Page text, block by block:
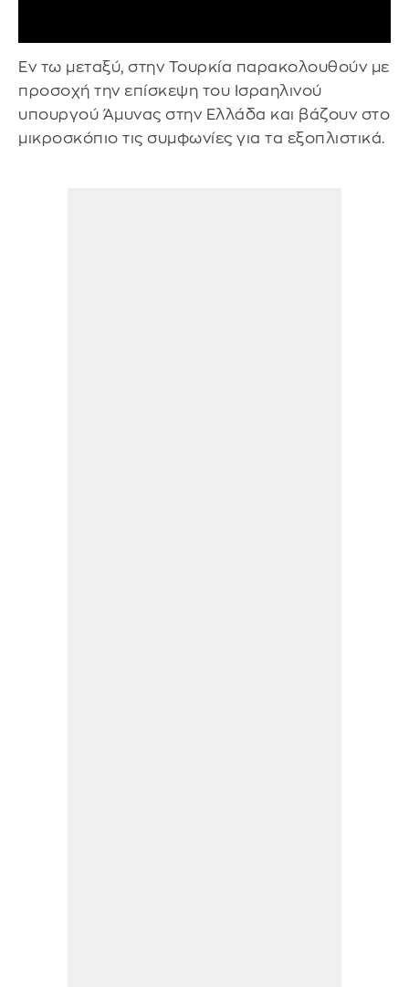
Εν τω μεταξύ, στην Τουρκία παρακολουθούν με
προσοχή την επίσκεψη του Ισραηλινού
υπουργού Άμυνας στην Ελλάδα και βάζουν στο
μικροσκόπιο τις συμφωνίες για τα εξοπλιστικά.